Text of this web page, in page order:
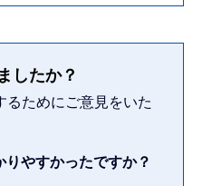
したか？
るためにご意見をいた
りやすかったですか？